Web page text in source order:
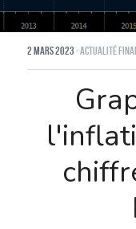
2 mars 2023·Actualité